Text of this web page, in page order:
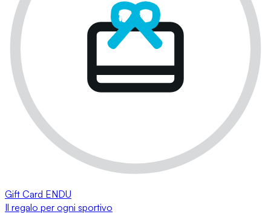
Gift Card ENDU
Il regalo per ogni sportivo